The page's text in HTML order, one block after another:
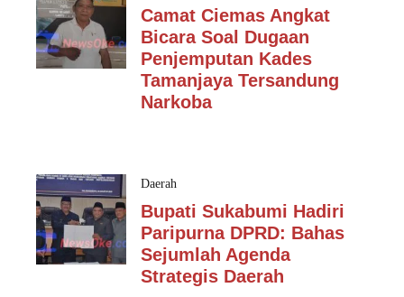
Camat Ciemas Angkat
Bicara Soal Dugaan
Penjemputan Kades
Tamanjaya Tersandung
Narkoba
Daerah
Bupati Sukabumi Hadiri
Paripurna DPRD: Bahas
Sejumlah Agenda
Strategis Daerah